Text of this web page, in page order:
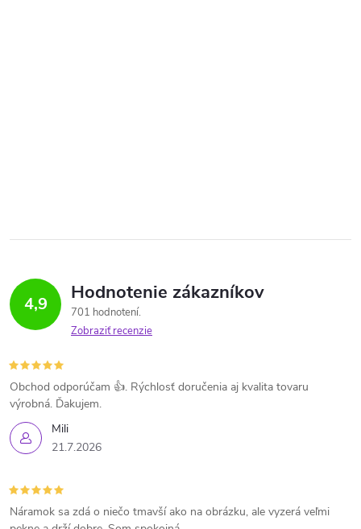
4,9 Hodnotenie zákazníkov
701 hodnotení
Zobraziť recenzie
Mili
21.7.2026
Obchod odporúčam 👍. Rýchlosť doručenia aj kvalita tovaru
výrobná. Ďakujem.
Náramok sa zdá o niečo tmavší ako na obrázku, ale vyzerá veľmi